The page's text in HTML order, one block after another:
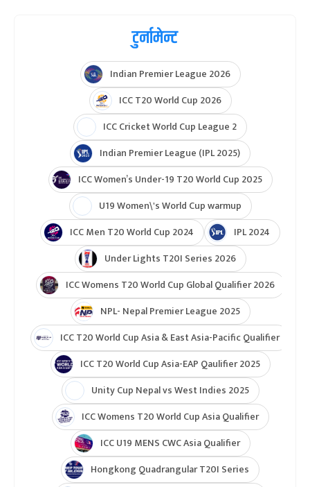
टुर्नामेन्ट
Indian Premier League 2026
ICC T20 World Cup 2026
ICC Cricket World Cup League 2
Indian Premier League (IPL 2025)
ICC Women’s Under-19 T20 World Cup 2025
U19 Women\'s World Cup warmup
ICC Men T20 World Cup 2024
IPL 2024
Under Lights T20I Series 2026
ICC Womens T20 World Cup Global Qualifier 2026
NPL- Nepal Premier League 2025
ICC T20 World Cup Asia & East Asia-Pacific Qualifier
ICC T20 World Cup Asia-EAP Qaulifier 2025
Unity Cup Nepal vs West Indies 2025
ICC Womens T20 World Cup Asia Qualifier
ICC U19 MENS CWC Asia Qualifier
Hongkong Quadrangular T20I Series